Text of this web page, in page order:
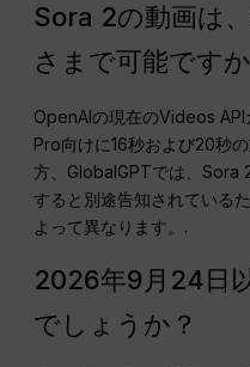
Sora 2の動画は
さまで可能です
OpenAIの現在のVideos
Pro向けに16秒および20秒
方、GlobalGPTでは、Sora
すると別途告知されている
よって異なります。.
2026年9月24日
でしょうか？